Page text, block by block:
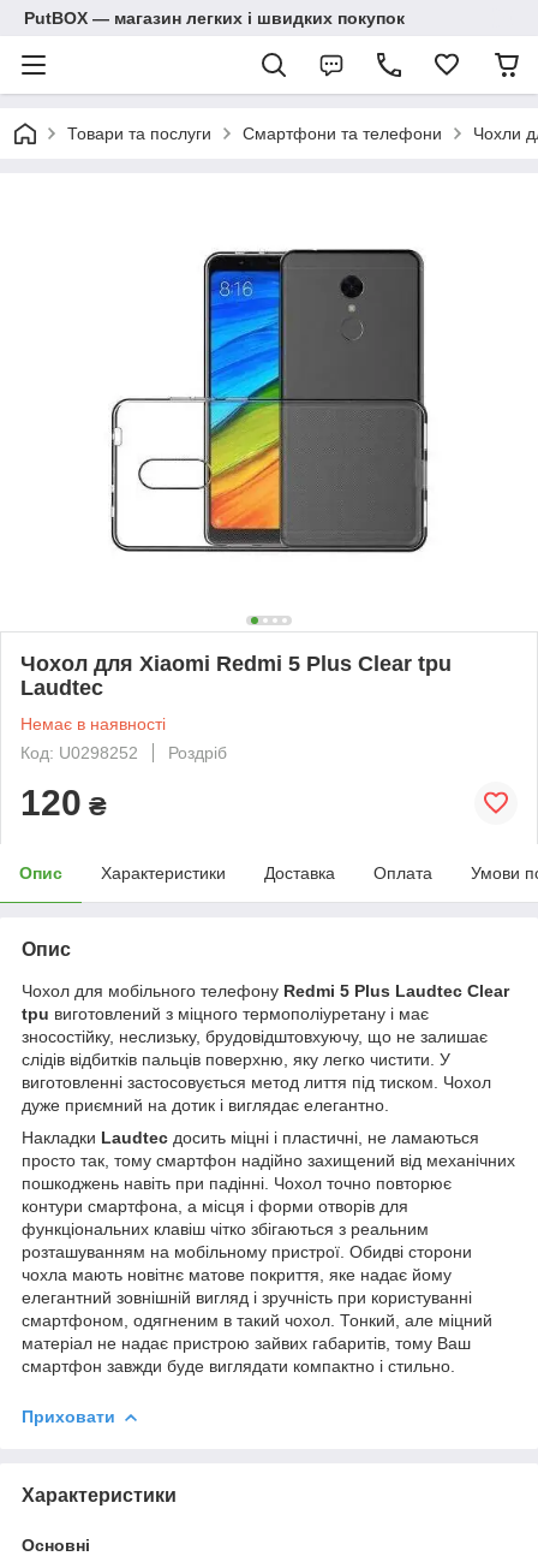
PutBOX — магазин легких і швидких покупок
Товари та послуги Смартфони та телефони Чохли
Чохол для Xiaomi Redmi 5 Plus Clear tpu
Laudtec
Немає в наявності
Код: U0298252
Роздріб
120 ₴
Опис Характеристики Доставка Оплата Умови
Опис
Чохол для мобільного телефону Redmi 5 Plus Laudtec Clear
tpu виготовлений з міцного термополіуретану і має
зносостійку, неслизьку, брудовідштовхуючу, що не залишає
слідів відбитків пальців поверхню, яку легко чистити. У
виготовленні застосовується метод лиття під тиском. Чохол
дуже приємний на дотик і виглядає елегантно.
Накладки Laudtec досить міцні і пластичні, не ламаються
просто так, тому смартфон надійно захищений від механічних
пошкоджень навіть при падінні. Чохол точно повторює
контури смартфона, а місця і форми отворів для
функціональних клавіш чітко збігаються з реальним
розташуванням на мобільному пристрої. Обидві сторони
чохла мають новітнє матове покриття, яке надає йому
елегантний зовнішній вигляд і зручність при користуванні
смартфоном, одягненим в такий чохол. Тонкий, але міцний
матеріал не надає пристрою зайвих габаритів, тому Ваш
смартфон завжди буде виглядати компактно і стильно.
Приховати
Характеристики
Основні